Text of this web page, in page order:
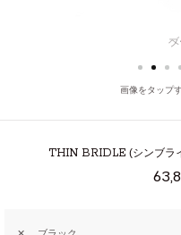
画像をタップ
THIN BRIDLE (シンブラ